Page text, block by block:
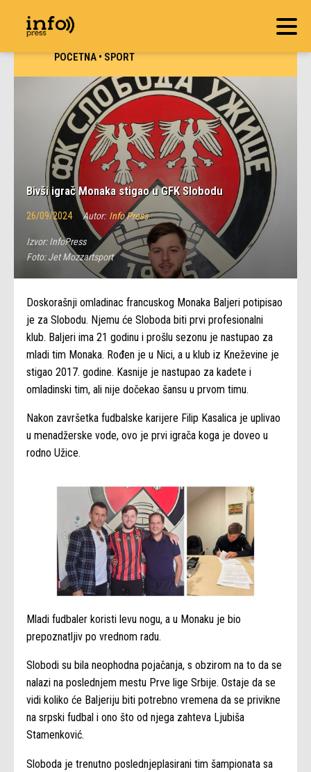
POČETNA•SPORT
Bivši igrač Monaka stigao u GFK Slobodu
26/09/2024 Autor: Info Press
Izvor:InfoPress
Foto:Jet Mozzartsport
Doskorašnji omladinac francuskog Monaka Baljeri potipisao
je za Slobodu. Njemu će Sloboda biti prvi profesionalni
klub. Baljeri ima 21 godinu i prošlu sezonu je nastupao za
mladi tim Monaka. Rođen je u Nici, a u klub iz Kneževine je
stigao 2017. godine. Kasnije je nastupao za kadete i
omladinski tim, ali nije dočekao šansu u prvom timu.
Nakon završetka fudbalske karijere Filip Kasalica je uplivao
u menadžerske vode, ovo je prvi igrača koga je doveo u
rodno Užice.
Mladi fudbaler koristi levu nogu, a u Monaku je bio
prepoznatljiv po vrednom radu.
Slobodi su bila neophodna pojačanja, s obzirom na to da se
nalazi na poslednjem mestu Prve lige Srbije. Ostaje da se
vidi koliko će Baljeriju biti potrebno vremena da se privikne
na srpski fudbal i ono što od njega zahteva Ljubiša
Stamenković.
Sloboda je trenutno poslednjeplasirani tim šampionata sa